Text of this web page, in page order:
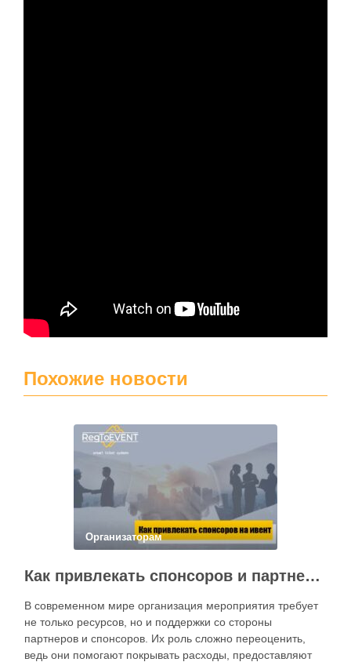
Похожие новости
Организаторам
Как привлекать спонсоров и партнеров на мероприятие
В современном мире организация мероприятия требует
не только ресурсов, но и поддержки со стороны
партнеров и спонсоров. Их роль сложно переоценить,
ведь они помогают покрывать расходы, предоставляют